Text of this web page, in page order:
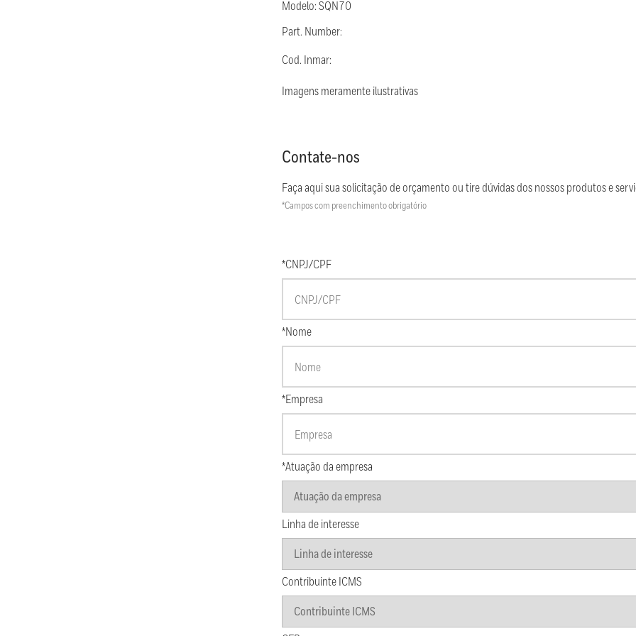
Modelo: SQN70
Part. Number:
Cod. Inmar:
Imagens meramente ilustrativas
Contate-nos
Faça aqui sua solicitação de orçamento ou tire dúvidas dos nossos produtos e
*Campos com preenchimento obrigatório
*CNPJ/CPF
*Nome
*Empresa
*Atuação da empresa
Linha de interesse
Contribuinte ICMS